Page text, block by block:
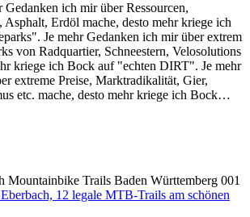
Gedanken ich mir über Ressourcen,
Asphalt, Erdöl mache, desto mehr kriege ich
Je mehr Gedanken ich mir über extrem
von Radquartier, Schneestern, Velosolutions
kriege ich Bock auf "echten DIRT". Je mehr
extreme Preise, Marktradikalität, Gier,
etc. mache, desto mehr kriege ich Bock…
12 legale MTB-Trails am schönen